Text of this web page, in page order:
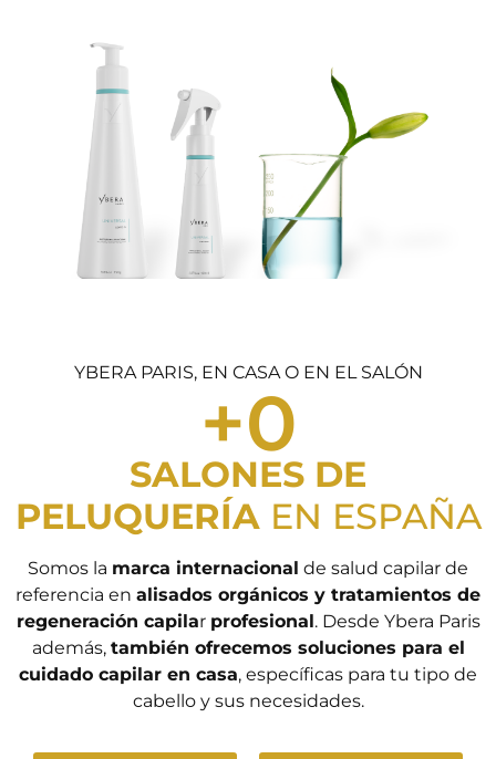
YBERA PARIS, EN CASA O EN EL SALÓN
+0
SALONES DE
PELUQUERÍAEN ESPAÑA
Somos la marca internacional de salud capilar de
referencia en alisados orgánicos y tratamientos de
regeneración capilar profesional. Desde Ybera Paris
además, también ofrecemos soluciones para el
cuidado capilar en casa, específicas para tu tipo de
cabello y sus necesidades.